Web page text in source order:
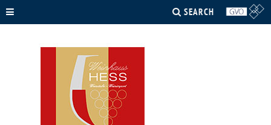
SEARCH